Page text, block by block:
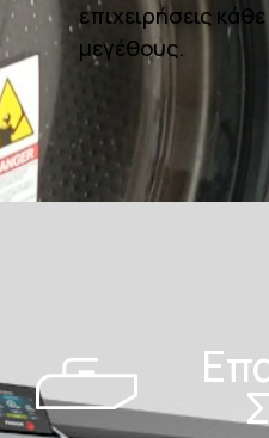
επιχειρήσεις κάθε
μεγέθους.